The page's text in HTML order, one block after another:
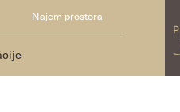
Najem prostora